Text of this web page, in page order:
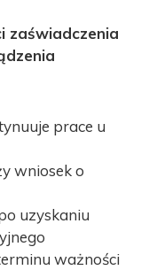
zaświadczenia
prace u
wniosek o
uzyskaniu
ważności